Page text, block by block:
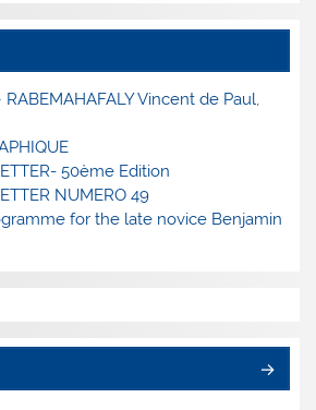
RABEMAHAFALY Vincent de Paul,
50ème Edition
NUMERO 49
for the late novice Benjamin